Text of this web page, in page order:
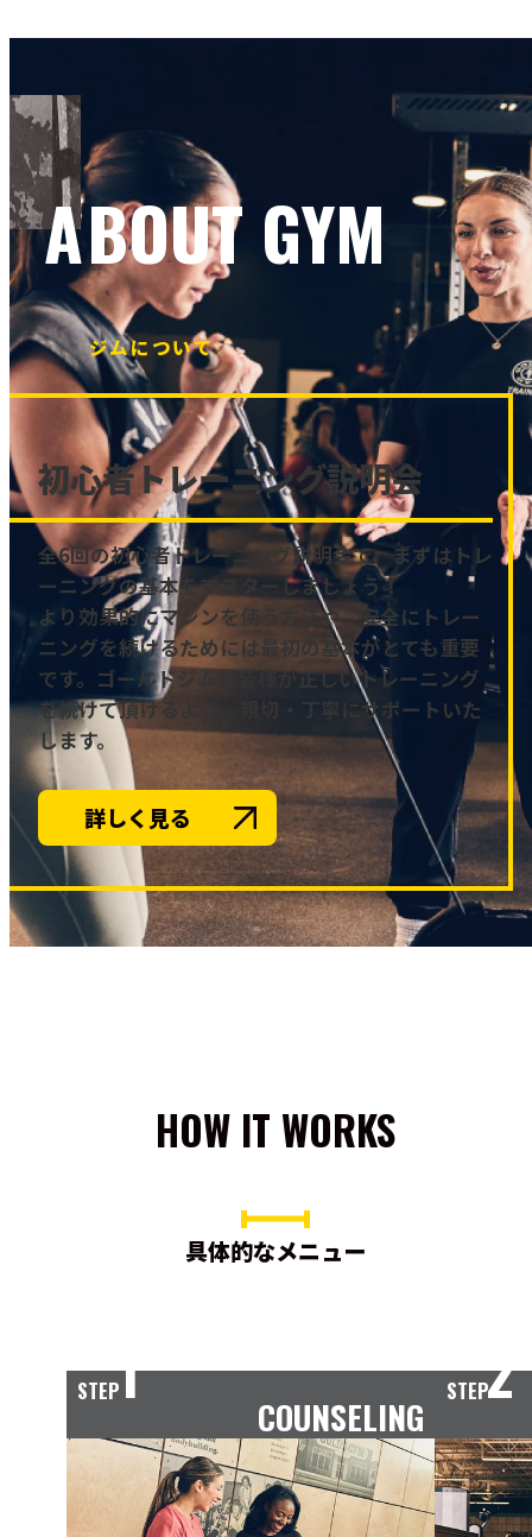
ABOUT GYM
ジムについて
初心者トレーニング説明会
全6回の初心者トレーニング説明会で、まずはトレ
ーニングの基本をマスターしましょう！
より効果的にマシンを使う方法や、安全にトレー
ニングを続けるためには最初の基本がとても重要
です。ゴールドジムは皆様が正しいトレーニング
を続けて頂けるよう、親切・丁寧にサポートいた
します。
詳しく見る
HOW IT WORKS
具体的なメニュー
STEP1
COUNSELING
STEP2